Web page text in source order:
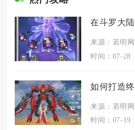
来源：若明网
时间：07-28
来源：若明网
时间：07-19